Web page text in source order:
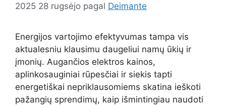
2025 28 rugsėjo pagal Deimante
Energijos vartojimo efektyvumas tampa vis
aktualesniu klausimu daugeliui namų ūkių ir
įmonių. Augančios elektros kainos,
aplinkosauginiai rūpesčiai ir siekis tapti
energetiškai nepriklausomiems skatina ieškoti
pažangių sprendimų, kaip išmintingiau naudoti